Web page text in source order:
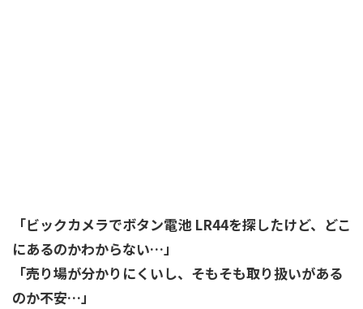
「ビックカメラでボタン電池 LR44を探したけど、どこ
にあるのかわからない…」
「売り場が分かりにくいし、そもそも取り扱いがある
のか不安…」